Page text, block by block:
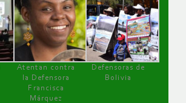
Atentan contra
la Defensora
Francisca
Márquez
Defensoras de
Bolivia